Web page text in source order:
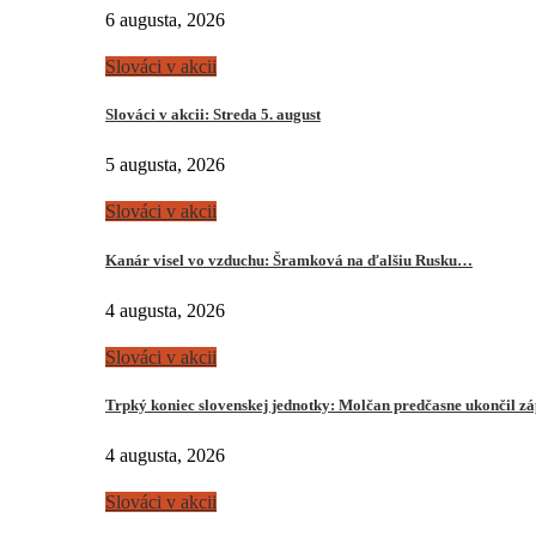
6 augusta, 2026
Slováci v akcii
Slováci v akcii: Streda 5. august
5 augusta, 2026
Slováci v akcii
Kanár visel vo vzduchu: Šramková na ďalšiu Rusku…
4 augusta, 2026
Slováci v akcii
Trpký koniec slovenskej jednotky: Molčan predčasne ukončil
4 augusta, 2026
Slováci v akcii